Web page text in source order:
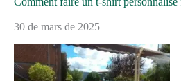
30 de mars de 2025